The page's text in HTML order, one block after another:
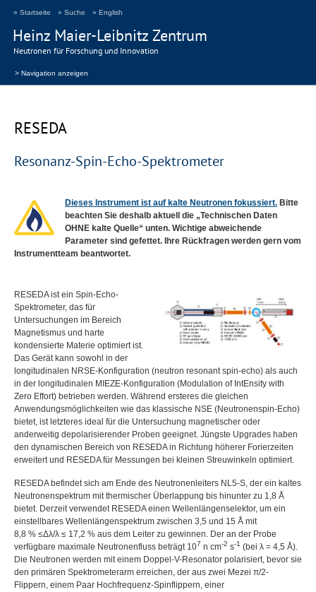
Heinz Maier-Leibnitz Zentrum
Neutronen für Forschung und Innovation
» Startseite » Suche » English
> Navigation anzeigen
RESEDA
Resonanz-Spin-Echo-Spektrometer
Dieses Instrument ist auf kalte Neutronen fokussiert. Bitte
beachten Sie deshalb aktuell die „Technischen Daten
OHNE kalte Quelle“ unten. Wichtige abweichende
Parameter sind gefettet. Ihre Rückfragen werden gern vom
Instrumentteam beantwortet.
RESEDAist ein Spin-Echo-
Spektrometer, das für
Untersuchungen im Bereich
Magnetismus und harte
kondensierte Materie optimiert ist.
Das Gerät kann sowohl in der
longitudinalen NRSE-Konfiguration (neutron resonant spin-echo) als auch
in der longitudinalen MIEZE-Konfiguration (Modulation of IntEnsity with
Zero Effort) betrieben werden. Während ersteres die gleichen
Anwendungsmöglichkeiten wie das klassische NSE (Neutronenspin-Echo)
bietet, ist letzteres ideal für die Untersuchung magnetischer oder
anderweitig depolarisierender Proben geeignet. Jüngste Upgrades haben
den dynamischen Bereich von RESEDAin Richtung höherer Forierzeiten
erweitert und RESEDAfür Messungen bei kleinen Streuwinkeln optimiert.
RESEDAbefindet sich am Ende des Neutronenleiters NL5-S, der ein kaltes
Neutronenspektrum mit thermischer Überlappung bis hinunter zu 1,8 Å
bietet. Derzeit verwendet RESEDAeinen Wellenlängenselektor, um ein
einstellbares Wellenlängenspektrum zwischen 3,5 und 15 Å mit
8,8 % ≤Δλ/λ ≤ 17,2 % aus dem Leiter zu gewinnen. Der an der Probe
verfügbare maximale Neutronenfluss beträgt 107 n cm-2 s-1 (bei λ = 4,5 Å).
Die Neutronen werden mit einem Doppel-V-Resonator polarisiert, bevor sie
den primären Spektrometerarm erreichen, der aus zwei Mezei π/2-
Flippern, einem Paar Hochfrequenz-Spinflippern, einer